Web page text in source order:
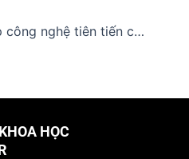
Máy tẩy rỉ sét bằng laser – Giải pháp công nghệ tiên tiến cho làm sạch bề mặt kim loại
HỌC